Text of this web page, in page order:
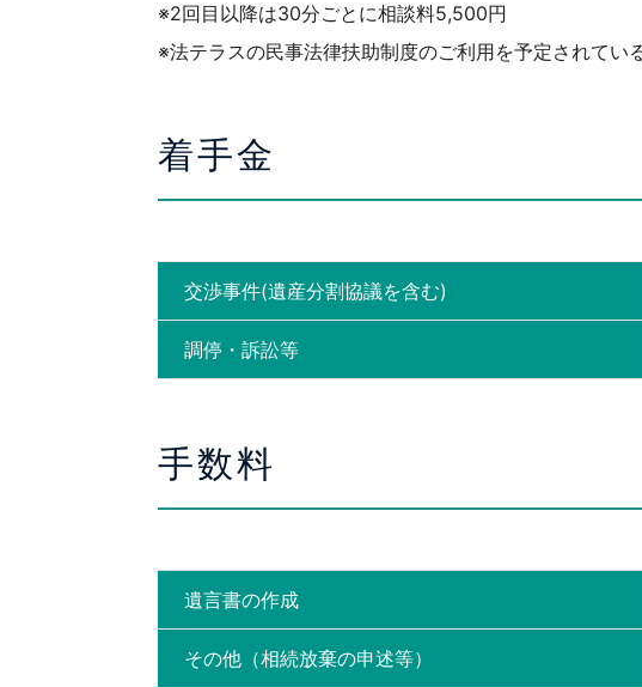
※2回目以降は30分ごとに相談料5,500円
※法テラスの民事法律扶助制度のご利用を予定されて
着手金
交渉事件(遺産分割協議を含む)
調停・訴訟等
手数料
遺言書の作成
その他（相続放棄の申述等）